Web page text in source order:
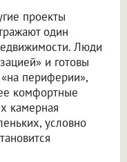
проекты
один
Люди
и готовы
периферии»,
комфортные
камерная
условно